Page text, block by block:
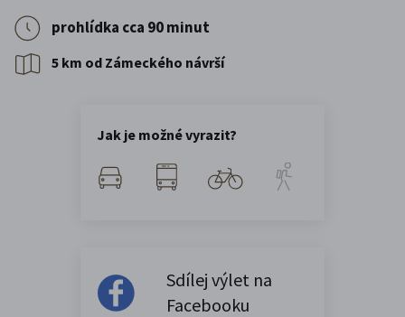
prohlídka cca 90 minut
5 km od Zámeckého návrší
Jak je možné vyrazit?
Sdílej výlet na
Facebooku